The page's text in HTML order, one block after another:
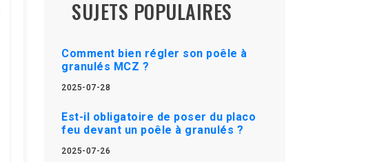
SUJETS POPULAIRES
Comment bien régler son poêle à
granulés MCZ ?
2025-07-28
Est-il obligatoire de poser du placo
feu devant un poêle à granulés ?
2025-07-26